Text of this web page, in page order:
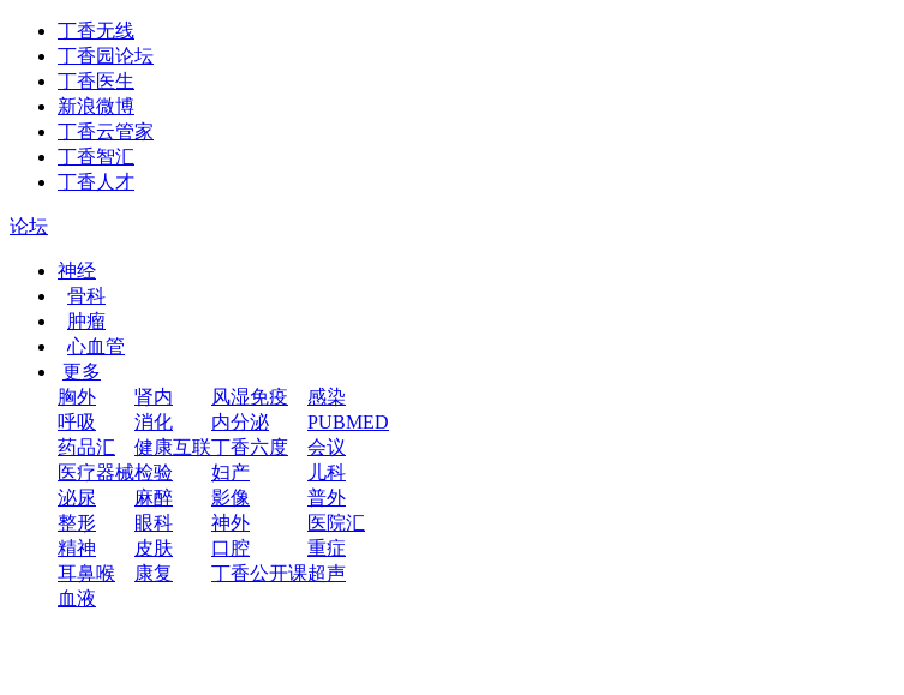
丁香无线
丁香园论坛
丁香医生
新浪微博
丁香云管家
丁香智汇
丁香人才
论坛
神经
骨科
肿瘤
心血管
更多
胸外
肾内 风湿免疫
感染
呼吸
消化 内分泌
PUBMED
药品汇
健康互联丁香六度
会议
医疗器械检验 妇产
儿科
泌尿
麻醉 影像
普外
整形
眼科 神外
医院汇
精神
皮肤 口腔
重症
耳鼻喉
康复 丁香公开课超声
血液